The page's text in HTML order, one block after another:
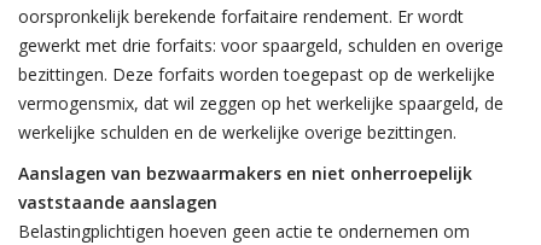
oorspronkelijk berekende forfaitaire rendement. Er wordt
gewerkt met drie forfaits: voor spaargeld, schulden en overige
bezittingen. Deze forfaits worden toegepast op de werkelijke
vermogensmix, dat wil zeggen op het werkelijke spaargeld, de
werkelijke schulden en de werkelijke overige bezittingen.
Aanslagen van bezwaarmakers en niet onherroepelijk
vaststaande aanslagen
Belastingplichtigen hoeven geen actie te ondernemen om